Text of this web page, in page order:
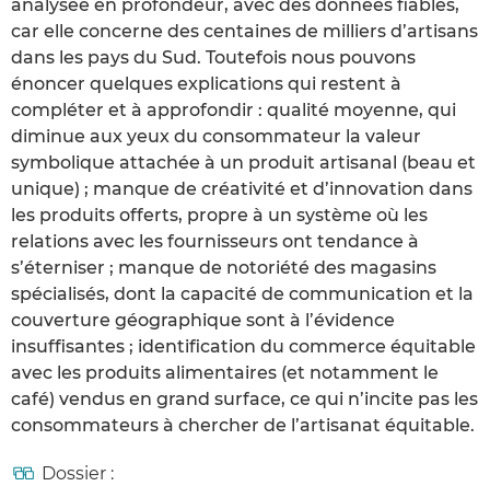
analysée en profondeur, avec des données fiables,
car elle concerne des centaines de milliers d’artisans
dans les pays du Sud. Toutefois nous pouvons
énoncer quelques explications qui restent à
compléter et à approfondir : qualité moyenne, qui
diminue aux yeux du consommateur la valeur
symbolique attachée à un produit artisanal (beau et
unique) ; manque de créativité et d’innovation dans
les produits offerts, propre à un système où les
relations avec les fournisseurs ont tendance à
s’éterniser ; manque de notoriété des magasins
spécialisés, dont la capacité de communication et la
couverture géographique sont à l’évidence
insuffisantes ; identification du commerce équitable
avec les produits alimentaires (et notamment le
café) vendus en grand surface, ce qui n’incite pas les
consommateurs à chercher de l’artisanat équitable.
Dossier :